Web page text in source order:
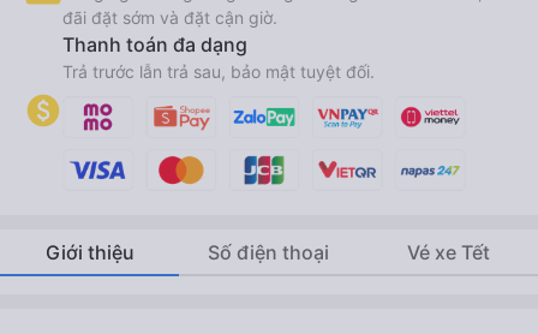
đãi đặt sớm và đặt cận giờ.
Thanh toán đa dạng
Trả trước lẫn trả sau, bảo mật tuyệt đối.
Giới thiệu Số điện thoại Vé xe Tết